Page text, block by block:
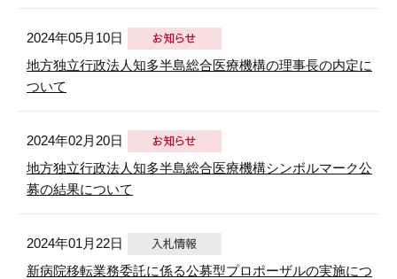
2024年05月10日
地方独立行政法人知多半島総合医療機構の理事長の内定に
ついて
2024年02月20日
地方独立行政法人知多半島総合医療機構シンボルマーク公
募の結果について
2024年01月22日
新病院移転業務委託に係る公募型プロポーザルの実施につ